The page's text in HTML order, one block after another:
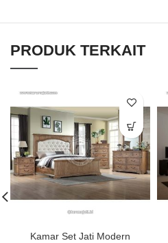
PRODUK TERKAIT
Kamar Set Jati Modern